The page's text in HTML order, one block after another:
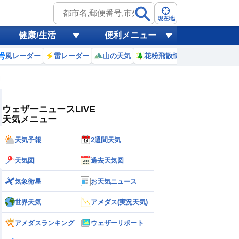
現在地
健康/生活 便利メニュー
風レーダー 雷レーダー 山の天気 花粉飛散情報
風
黄砂
天気 台風
ウェザーニュースLiVE
天気メニュー
天気予報 2週間天気
天気図 過去天気図
気象衛星 お天気ニュース
世界天気 アメダス(実況天気)
アメダスランキング ウェザーリポート